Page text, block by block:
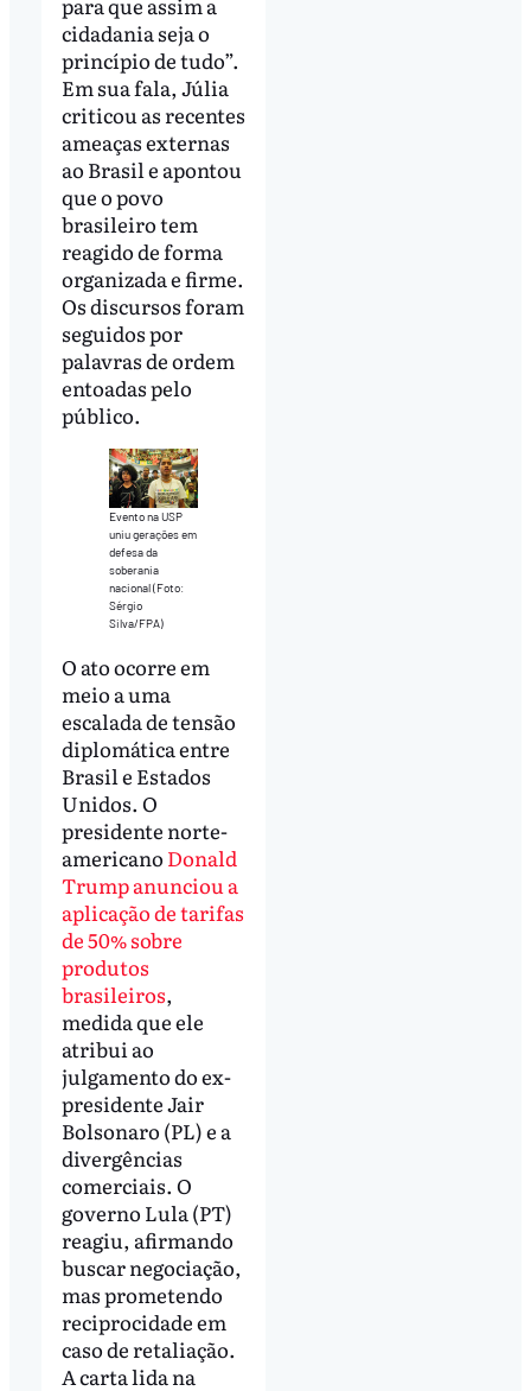
cidadania seja o
princípio de tudo”.
Em sua fala, Júlia
criticou as recentes
ameaças externas
ao Brasil e apontou
que o povo
brasileiro tem
reagido de forma
organizada e firme.
Os discursos foram
seguidos por
palavras de ordem
entoadas pelo
público.
Evento na USP
uniu gerações em
defesa da
soberania
nacional (Foto:
Sérgio
Silva/FPA)
O ato ocorre em
meio a uma
escalada de tensão
diplomática entre
Brasil e Estados
Unidos. O
presidente norte-
americano Donald
Trump anunciou a
aplicação de tarifas
de 50% sobre
produtos
brasileiros,
medida que ele
atribui ao
julgamento do ex-
presidente Jair
Bolsonaro (PL) e a
divergências
comerciais. O
governo Lula (PT)
reagiu, afirmando
buscar negociação,
mas prometendo
reciprocidade em
caso de retaliação.
A carta lida na